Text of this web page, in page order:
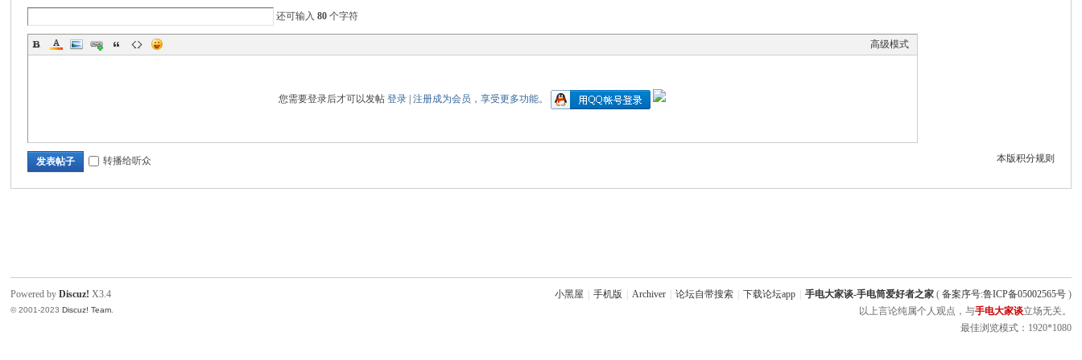
还可输入80 个字符
高级模式
您需要登录后才可以发帖登录 |注册成为会员，享受更多功能。
本版积分规则
发表帖子 转播给听众
小黑屋 手机版 Archiver 论坛自带搜索 下载论坛app 手电大家谈-手电筒爱好者之家( 备案序号:鲁ICP备05002565号)
以上言论纯属个人观点，与手电大家谈立场无关。
最佳浏览模式：1920*1080
Powered byDiscuz! X3.4
© 2001-2023Discuz! Team